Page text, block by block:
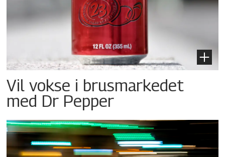
Vil vokse i brusmarkedet
med Dr Pepper